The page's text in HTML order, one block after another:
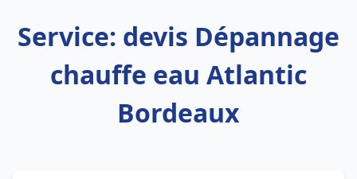
Service: devis Dépannage
chauffe eau Atlantic
Bordeaux